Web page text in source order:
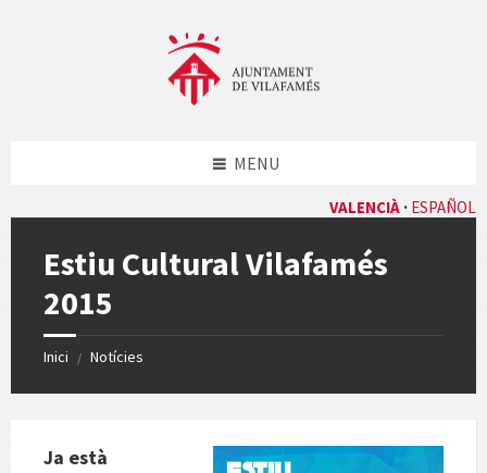
VALENCIÀ ESPAÑOL
MENU
Estiu Cultural Vilafamés
2015
Inici / Notícies
Ja està